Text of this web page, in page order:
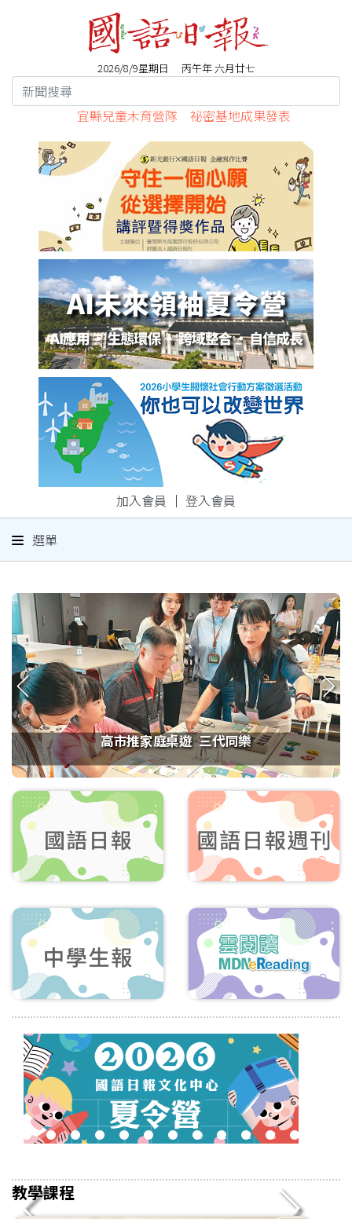
2026/8/9星期日 丙午年 六月廿七
宜縣兒童木育營隊 祕密基地成果發表
加入會員 ｜ 登入會員
選單
高市推家庭桌遊 三代同樂
1 3 4 5
4 5 6 7 8 9 10 11 12 13 14
教學課程